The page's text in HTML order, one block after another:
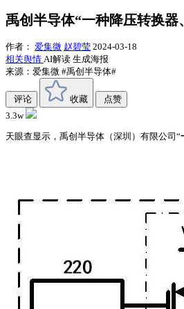
禹创半导体“一种降压转换
作者： 爱集微 赵碧莹 2024-03-18
相关舆情 AI解读 生成海报
来源：爱集微 #禹创半导体#
评论 收藏
点赞
3.3w
天眼查显示，禹创半导体（深圳）有限公司“